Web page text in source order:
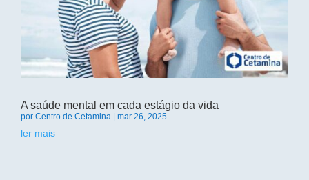
A saúde mental em cada estágio da vida
por Centro de Cetamina mar 26, 2025
ler mais